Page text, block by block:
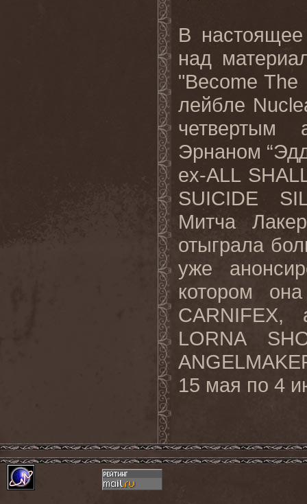
В
над
"Become
лейбле
четвертым
Эрнаном
ex-ALL
SUICIDE
Митча
отыграла
уже
котором
CARNIFEX,
LORNA
15 мая по 4